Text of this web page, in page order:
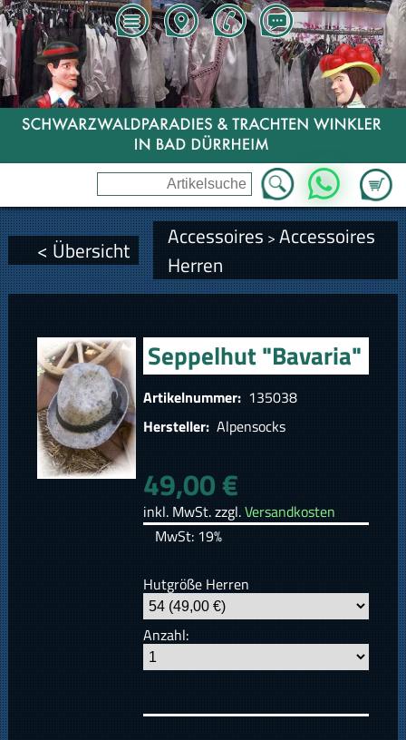
Zum
WhatsApp
< Übersicht Accessoires > Accessoires
Herren
Seppelhut "Bavaria"
Artikelnummer: 135038
Hersteller: Alpensocks
49,00 €
inkl. MwSt. zzgl.Versandkosten
MwSt: 19%
Hutgröße Herren
Anzahl: